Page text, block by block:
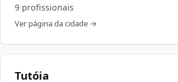
9 profissionais
Ver página da cidade →
Tutóia